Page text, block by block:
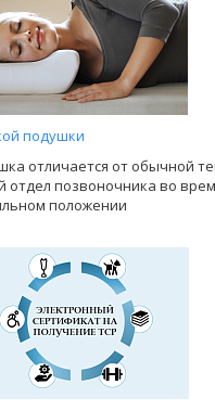
подушки
отличается от обычной
позвоночника во
положении